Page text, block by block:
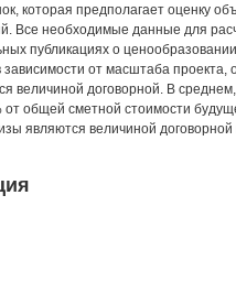
которая предполагает оценку
Все необходимые данные для
публикациях о
от масштаба проекта,
величиной договорной. В среднем,
от общей сметной стоимости
являются величиной